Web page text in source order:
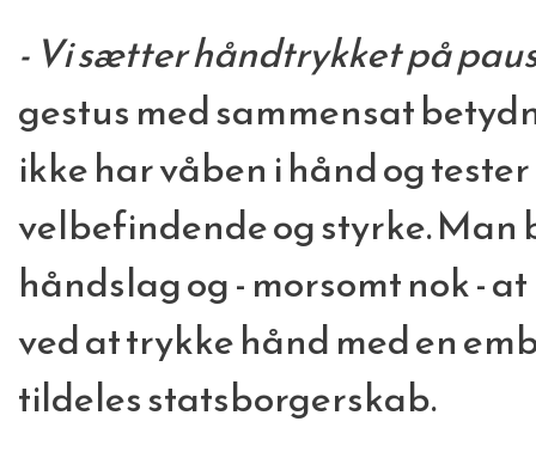
- Vi sætter håndtrykket på
gestus med sammensat
ikke har våben i hånd og
velbefindende og styrke.
håndslag og - morsomt nok -
ved at trykke hånd med en
tildeles statsborgerskab.